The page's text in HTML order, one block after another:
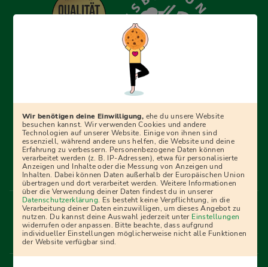
Erfolgreich bewerben mit Ausbildungspark: Wir
begleiten dich Schritt für Schritt bei deinem Start in den
Ratgebern und Prüfungspaketen, interaktiven
Videokursen und vielem mehr. Für alle, die was werden
wollen!
Menü Fußleiste
Impressum Bildquellen Presse
Mediadaten
Partner
AGB Datenschutz
Widerrufsbelehrung
Bestellung
Affiliate Partner Cookies
Wir benötigen deine Einwilligung, ehe du unsere Website
besuchen kannst. Wir verwenden Cookies und andere
Technologien auf unserer Website. Einige von ihnen sind
essenziell, während andere uns helfen, die Website und deine
Erfahrung zu verbessern. Personenbezogene Daten können
verarbeitet werden (z. B. IP-Adressen), etwa für personalisierte
Anzeigen und Inhalte oder die Messung von Anzeigen und
Inhalten. Dabei können Daten außerhalb der Europäischen Union
übertragen und dort verarbeitet werden. Weitere Informationen
über die Verwendung deiner Daten findest du in unserer
Datenschutzerklärung. Es besteht keine Verpflichtung, in die
Verarbeitung deiner Daten einzuwilligen, um dieses Angebot zu
nutzen. Du kannst deine Auswahl jederzeit unter Einstellungen
widerrufen oder anpassen. Bitte beachte, dass aufgrund
individueller Einstellungen möglicherweise nicht alle Funktionen
der Website verfügbar sind.